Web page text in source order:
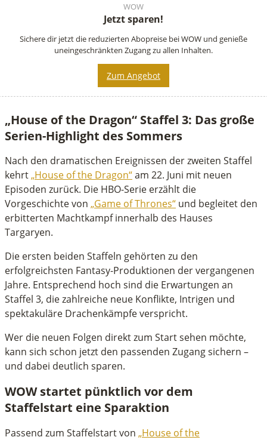
WOW
Jetzt sparen!
Sichere dir jetzt die reduzierten Abopreise bei WOW und genieße
uneingeschränkten Zugang zu allen Inhalten.
Zum Angebot
„House of the Dragon“ Staffel 3: Das große
Serien-Highlight des Sommers
Nach den dramatischen Ereignissen der zweiten Staffel
kehrt„House of the Dragon“am 22. Juni mit neuen
Episoden zurück. Die HBO-Serie erzählt die
Vorgeschichte von „Game of Thrones“ und begleitet den
erbitterten Machtkampf innerhalb des Hauses
Targaryen.
Die ersten beiden Staffeln gehörten zu den
erfolgreichsten Fantasy-Produktionen der vergangenen
Jahre. Entsprechend hoch sind die Erwartungen an
Staffel 3, die zahlreiche neue Konflikte, Intrigen und
spektakuläre Drachenkämpfe verspricht.
Wer die neuen Folgen direkt zum Start sehen möchte,
kann sich schon jetzt den passenden Zugang sichern –
und dabei deutlich sparen.
WOW startet pünktlich vor dem
Staffelstart eine Sparaktion
Passend zum Staffelstart von „House of the